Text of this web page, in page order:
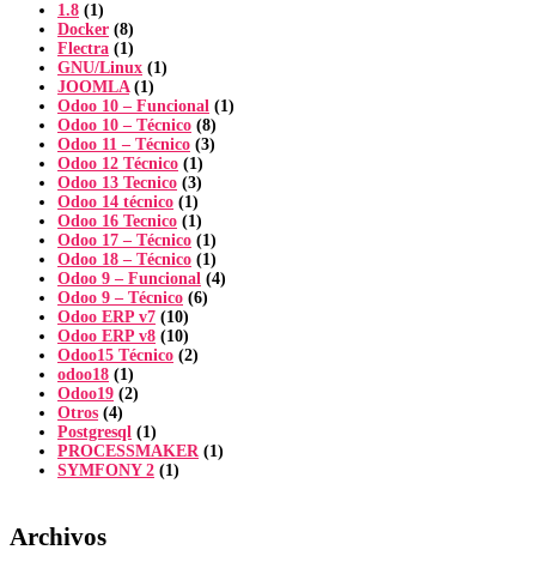
1.8 (1)
Docker (8)
Flectra (1)
GNU/Linux (1)
JOOMLA(1)
Odoo 10 – Funcional (1)
Odoo 10 – Técnico (8)
Odoo 11 – Técnico (3)
Odoo 12 Técnico (1)
Odoo 13 Tecnico (3)
Odoo 14 técnico (1)
Odoo 16 Tecnico (1)
Odoo 17 – Técnico (1)
Odoo 18 – Técnico (1)
Odoo 9 – Funcional (4)
Odoo 9 – Técnico (6)
Odoo ERP v7 (10)
Odoo ERP v8 (10)
Odoo15 Técnico (2)
odoo18 (1)
Odoo19 (2)
Otros (4)
Postgresql (1)
PROCESSMAKER(1)
SYMFONY 2 (1)
Archivos